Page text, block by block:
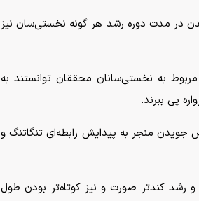
مدت دوره رشد هر گونه نخستی‌سان نیز
به نخستی‌سانان محققان توانستند به
پی ببرند.
منجر به پیدایش رابطه‌ای تنگاتنگ و
رشد کندتر صورت و نیز کوتاه‌تر بودن طول